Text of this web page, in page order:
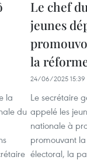
la
du
Le chef
jeunes
la
24/06/2025 15:39
Le secrétaire
appelé les
nationale à
promouvant
électoral, la